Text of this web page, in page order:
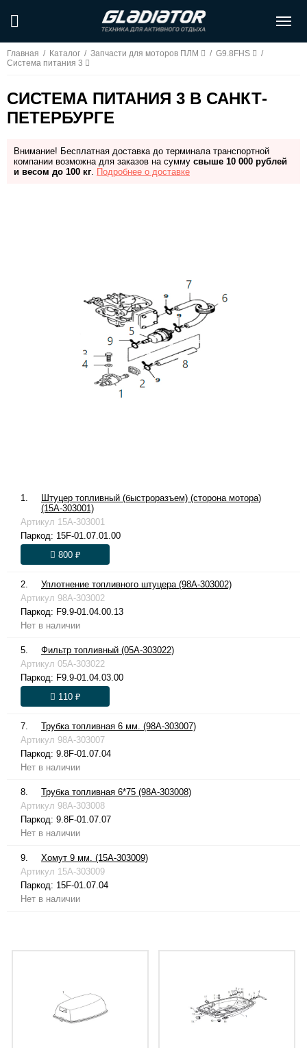
Главная / Каталог / Запчасти для моторов ПЛМ / G9.8FHS
/
Система питания 3
СИСТЕМА ПИТАНИЯ 3 В САНКТ-
ПЕТЕРБУРГЕ
Внимание! Бесплатная доставка до терминала транспортной
компании возможна для заказов на сумму свыше 10 000 рублей
и весом до 100 кг. Подробнее о доставке
1.
Штуцер топливный (быстроразъем) (сторона мотора)
(15A-303001)
Артикул 15A-303001
Паркод: 15F-01.07.01.00
800 ₽
2.
Уплотнение топливного штуцера (98A-303002)
Артикул 98A-303002
Паркод: F9.9-01.04.00.13
Нет в наличии
5.
Фильтр топливный (05A-303022)
Артикул 05A-303022
Паркод: F9.9-01.04.03.00
110 ₽
7.
Трубка топливная 6 мм. (98A-303007)
Артикул 98A-303007
Паркод: 9.8F-01.07.04
Нет в наличии
8.
Трубка топливная 6*75 (98A-303008)
Артикул 98A-303008
Паркод: 9.8F-01.07.07
Нет в наличии
9.
Хомут 9 мм. (15A-303009)
Артикул 15A-303009
Паркод: 15F-01.07.04
Нет в наличии